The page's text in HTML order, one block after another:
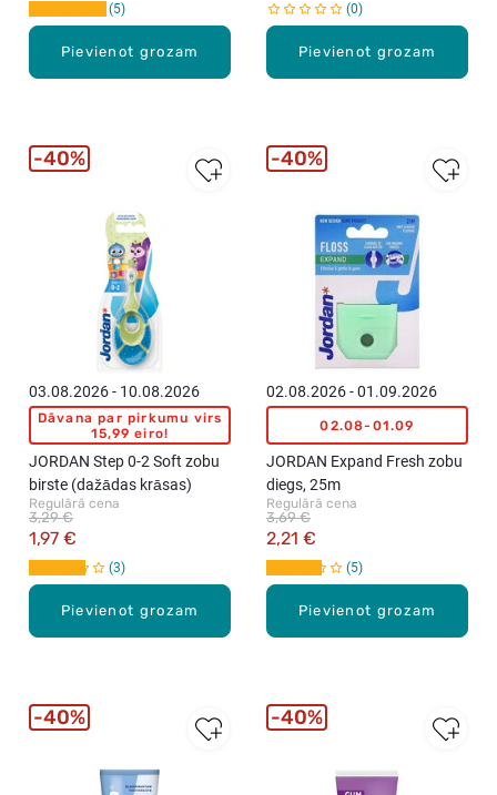
Pievienot grozam
5
Pievienot grozam
0
Pievienot grozam
03.08.2026 - 10.08.2026
Dāvana par pirkumu virs
15,99 eiro!
JORDAN Step 0-2 Soft zobu
birste (dažādas krāsas)
Regulārā cena
1,97 €
3,29 €
3
40%
Pievienot grozam
02.08.2026 - 01.09.2026
02.08-01.09
JORDAN Expand Fresh zobu
diegs, 25m
Regulārā cena
2,21 €
3,69 €
5
40%
40% 40%